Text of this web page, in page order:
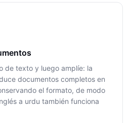
de texto y luego amplíe: la
documentos completos en
el formato, de modo
a urdu también funciona